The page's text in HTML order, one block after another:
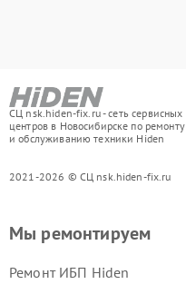
СЦ nsk.hiden-fix.ru - сеть сервисных
центров в Новосибирске по ремонту
и обслуживанию техники Hiden
2021-2026 © СЦ nsk.hiden-fix.ru
Мы ремонтируем
Ремонт ИБП Hiden